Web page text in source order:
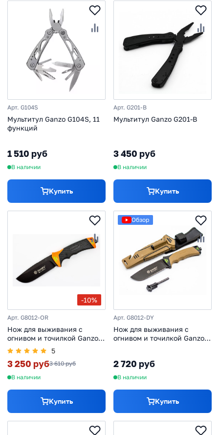
Арт. G104S
Мультитул Ganzo G104S, 11
функций
1 510 руб
В наличии
Купить
Арт. G201-B
Мультитул Ganzo G201-B
3 450 руб
В наличии
Купить
-10%
Арт. G8012-OR
Нож для выживания с
огнивом и точилкой Ganzo
G8012, черно-оранжевый
5
3 250 руб3 610 руб
В наличии
Купить
Обзор
Арт. G8012-DY
Нож для выживания с
огнивом и точилкой Ganzo
2 720 руб
В наличии
Купить